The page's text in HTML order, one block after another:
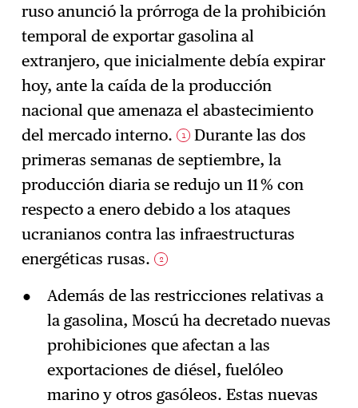
→ Suscríbase
ruso anunció la prórroga de la prohibición
temporal de exportar gasolina al
extranjero, que inicialmente debía expirar
hoy, ante la caída de la producción
nacional que amenaza el abastecimiento
del mercado interno. 1
Durante las dos
primeras semanas de septiembre, la
producción diaria se redujo un 11 % con
respecto a enero debido a los ataques
ucranianos contra las infraestructuras
energéticas rusas. 2
Además de las restricciones relativas a
la gasolina, Moscú ha decretado nuevas
prohibiciones que afectan a las
exportaciones de diésel, fuelóleo
marino y otros gasóleos. Estas nuevas